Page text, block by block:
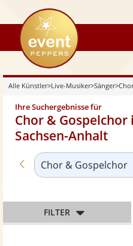
eventpeppers
Alle Künstler>Live-Musiker>Sänger>
Ihre Suchergebnisse für
Chor &
Sachsen-Anhalt
Zurück zu «Sänger»
Chor & Gospelchor
FILTER